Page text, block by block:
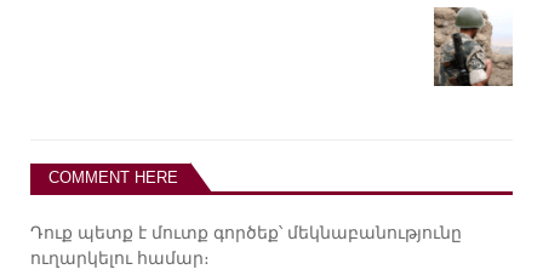
COMMENT HERE
Դուք պետք է մուտք գործեք՝ մեկնաբանությունը
ուղարկելու համար։